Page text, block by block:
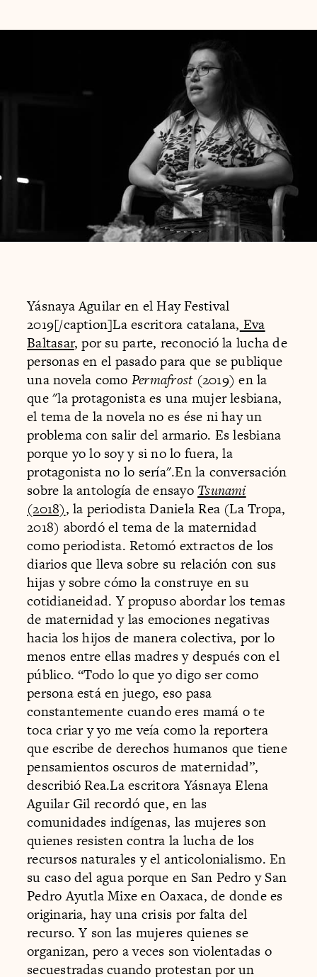
Yásnaya Aguilar en el Hay Festival
2019[/caption]La escritora catalana, Eva
Baltasar, por su parte, reconoció la lucha de
personas en el pasado para que se publique
una novela como Permafrost (2019) en la
que "la protagonista es una mujer lesbiana,
el tema de la novela no es ése ni hay un
problema con salir del armario. Es lesbiana
porque yo lo soy y si no lo fuera, la
protagonista no lo sería".En la conversación
sobre la antología de ensayo Tsunami
(2018), la periodista Daniela Rea (La Tropa,
2018) abordó el tema de la maternidad
como periodista. Retomó extractos de los
diarios que lleva sobre su relación con sus
hijas y sobre cómo la construye en su
cotidianeidad. Y propuso abordar los temas
de maternidad y las emociones negativas
hacia los hijos de manera colectiva, por lo
menos entre ellas madres y después con el
público. “Todo lo que yo digo ser como
persona está en juego, eso pasa
constantemente cuando eres mamá o te
toca criar y yo me veía como la reportera
que escribe de derechos humanos que tiene
pensamientos oscuros de maternidad”,
describió Rea.La escritora Yásnaya Elena
Aguilar Gil recordó que, en las
comunidades indígenas, las mujeres son
quienes resisten contra la lucha de los
recursos naturales y el anticolonialismo. En
su caso del agua porque en San Pedro y San
Pedro Ayutla Mixe en Oaxaca, de donde es
originaria, hay una crisis por falta del
recurso. Y son las mujeres quienes se
organizan, pero a veces son violentadas o
secuestradas cuando protestan por un